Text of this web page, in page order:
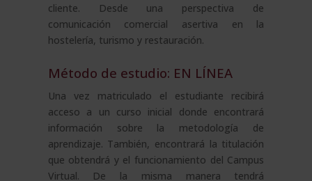
cliente. Desde una perspectiva de
comunicación comercial asertiva en la
hostelería, turismo y restauración.
Método de estudio: EN LÍNEA
Una vez matriculado el estudiante recibirá
acceso a un curso inicial donde encontrará
información sobre la metodología de
aprendizaje. También, encontrará la titulación
que obtendrá y el funcionamiento del Campus
Virtual. De la misma manera tendrá